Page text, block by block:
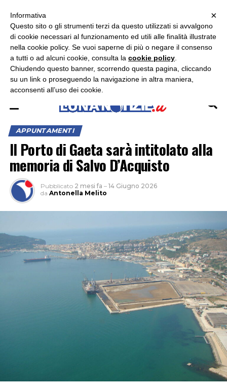
ASCOLTA RADIO LUNA
APPUNTAMENTI
Il Porto di Gaeta sarà intitolato alla
memoria di Salvo D’Acquisto
Pubblicato 2 mesi fa – 14 Giugno 2026
da Antonella Melito
×
×
Informativa
Questo sito o gli strumenti terzi da questo utilizzati si avvalgono
di cookie necessari al funzionamento ed utili alle finalità illustrate
nella cookie policy. Se vuoi saperne di più o negare il consenso
a tutti o ad alcuni cookie, consulta la cookie policy
Chiudendo questo banner, scorrendo questa pagina, cliccando
su un link o proseguendo la navigazione in altra maniera,
acconsenti all’uso dei cookie.